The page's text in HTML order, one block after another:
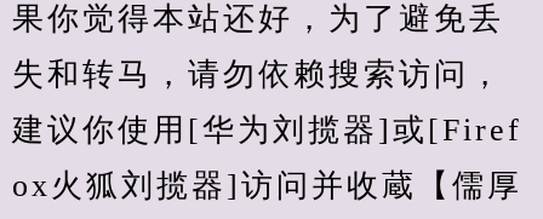
果你觉得本站还好，为了避免丢
失和转马，请勿依赖搜索访问，
建议你使用[华为刘揽器]或[Firef
ox火狐刘揽器]访问并收蔵【儒厚